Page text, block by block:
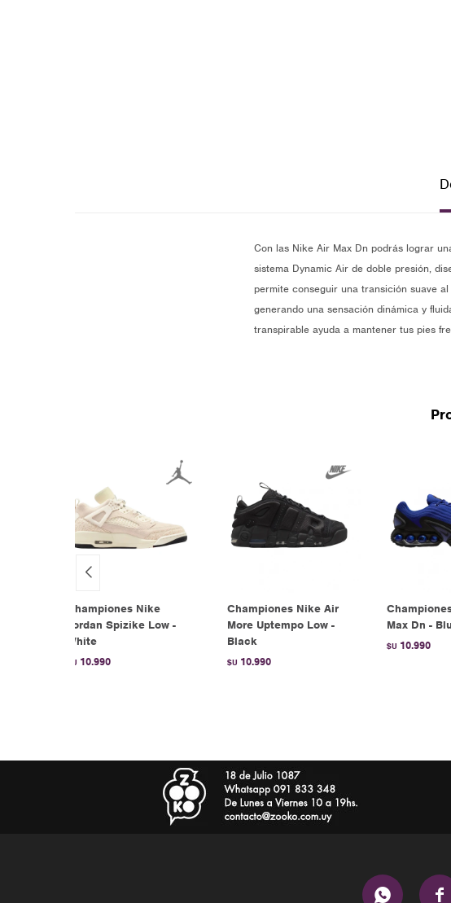
Con las Nike Air Max Dn podrás lograr
sistema Dynamic Air de doble presión,
permite conseguir una transición suave
generando una sensación dinámica y
transpirable ayuda a mantener tus pies
Championes Nike
Jordan Spizike Low -
White
$U 10.990
Championes Nike Air
More Uptempo Low -
Black
$U 10.990
Max Dn -
$U 10.990
 